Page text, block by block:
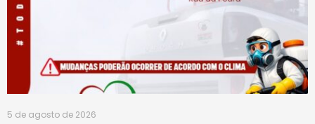
5 de agosto de 2026